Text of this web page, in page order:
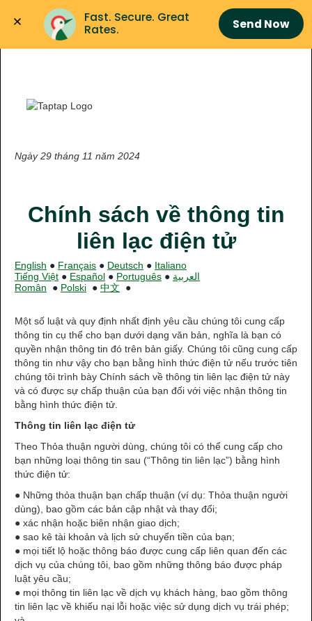
Fast. Secure. Great
Rates.
Send Now
Ngày 29 tháng 11 năm 2024
Chính sách về thông tin
liên lạc điện tử
English ● Français ● Deutsch ● Italiano
Tiếng Việt ● Español ● Português ● العربية
Român ● Polski ● 中文 ●
Một số luật và quy định nhất định yêu cầu chúng tôi cung cấp
thông tin cụ thể cho bạn dưới dạng văn bản, nghĩa là bạn có
quyền nhận thông tin đó trên bản giấy. Chúng tôi cũng cung cấp
thông tin như vậy cho bạn bằng hình thức điện tử nếu trước tiên
chúng tôi trình bày Chính sách về thông tin liên lạc điện tử này
và có được sự chấp thuận của bạn đối với việc nhận thông tin
bằng hình thức điện tử.
Thông tin liên lạc điện tử
Theo Thỏa thuận người dùng, chúng tôi có thể cung cấp cho
bạn những loại thông tin sau (“Thông tin liên lạc”) bằng hình
thức điện tử:
● Những thỏa thuận bạn chấp thuận (ví dụ: Thỏa thuận người
dùng), bao gồm các bản cập nhật và thay đổi;
● xác nhận hoặc biên nhận giao dịch;
● sao kê tài khoản và lịch sử chuyển tiền của bạn;
● mọi tiết lộ hoặc thông báo được cung cấp liên quan đến các
dịch vụ của chúng tôi, bao gồm những thông báo được pháp
luật yêu cầu;
● mọi thông tin liên lạc về dịch vụ khách hàng, bao gồm thông
tin liên lạc về khiếu nại lỗi hoặc việc sử dụng dịch vụ trái phép;